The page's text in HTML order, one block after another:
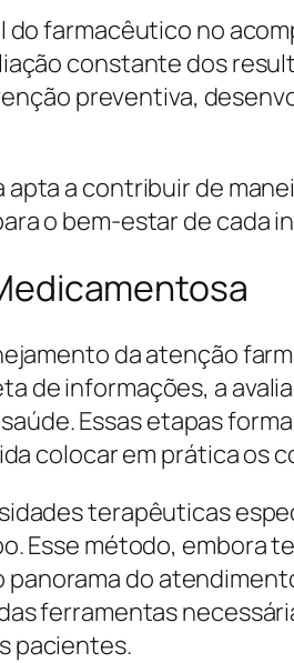
do farmacêutico no
constante dos
preventiva,
a contribuir de
o bem-estar de cada
da atenção
de informações, a
Essas etapas
colocar em prática os
terapêuticas
Esse método, embora
do
ferramentas
pacientes.